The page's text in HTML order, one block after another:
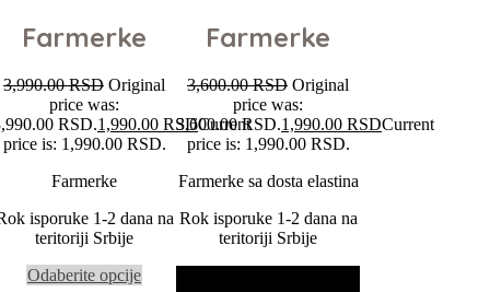
Farmerke
3,990.00RSD Original
price was:
RSD.1,990.00 RSDCurrent
price is: 1,990.00 RSD.
Farmerke
isporuke 1-2 dana na
teritoriji Srbije
Odaberite opcije
Farmerke
3,600.00RSD Original
price was:
3,600.00 RSD.1,990.00 RSDCurrent
price is: 1,990.00 RSD.
Farmerke sa dosta elastina
Rok isporuke 1-2 dana na
teritoriji Srbije